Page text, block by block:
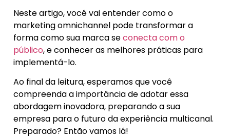
Neste artigo, você vai entender como o
marketing omnichannel pode transformar a
forma como sua marca seconecta com o
público, e conhecer as melhores práticas para
implementá-lo.
Ao final da leitura, esperamos que você
compreenda a importância de adotar essa
abordagem inovadora, preparando a sua
empresa para o futuro da experiência multicanal.
Preparado? Então vamos lá!